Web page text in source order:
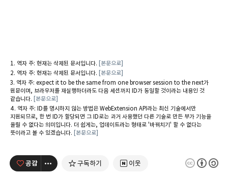
역자 주: 현재는 삭제된 문서입니다. [본문으로]
역자 주: 현재는 삭제된 문서입니다. [본문으로]
역자 주: expect it to be the same from one browser session to the next가
원문이며, 브라우저를 재실행하더라도 다음 세션까지 ID가 동일할 것이라는 내용인 것
같습니다. [본문으로]
역자 주: ID를 명시하지 않는 방법은 WebExtension API라는 최신 기술에서만
지원되므로, 한 번 ID가 할당되면 그 ID로는 과거 사용했던 다른 기술로 만든 부가 기능을
올릴 수 없다는 의미입니다. 더 쉽게는, 업데이트라는 형태로 '바꿔치기' 할 수 없다는
뜻이라고 볼 수 있겠습니다. [본문으로]
공감 구독하기 이웃